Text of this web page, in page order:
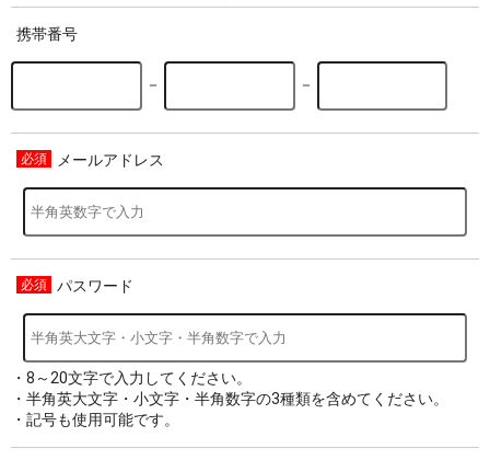
携帯番号
－ －
メールアドレス
パスワード
・8～20文字で入力してください。
・半角英大文字・小文字・半角数字の3種類を含めてください。
・記号も使用可能です。